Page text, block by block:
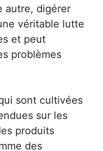
autre, digérer
véritable lutte
et peut
problèmes
sont cultivées
sur les
produits
des